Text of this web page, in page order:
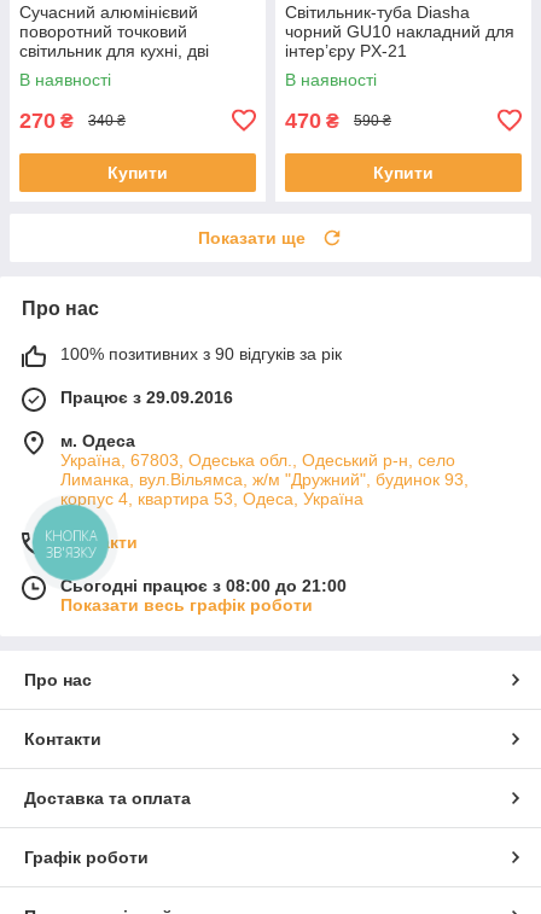
Сучасний алюмінієвий
поворотний точковий
світильник для кухні, дві
лампи QXL-160B-11-2-BK+SL
В наявності
270 ₴ 340 ₴
Купити
Світильник-туба Diasha
чорний GU10 накладний для
інтер’єру PX-21
В наявності
470 ₴ 590 ₴
Купити
Показати ще
Про нас
100% позитивних з 90 відгуків за рік
Працює з 29.09.2016
м. Одеса
Україна, 67803, Одеська обл., Одеський р-н, село
Лиманка, вул.Вільямса, ж/м "Дружний", будинок 93,
корпус 4, квартира 53, Одеса, Україна
Контакти
Сьогодні працює з 08:00 до 21:00
Показати весь графік роботи
Про нас
Контакти
Доставка та оплата
Графік роботи
КНОПКА
ЗВ'ЯЗКУ